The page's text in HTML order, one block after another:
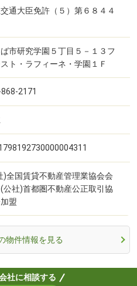
通大臣免許（５）第６８４４
市研究学園５丁目５－１３フ
スト・ラフィーネ・学園１Ｆ
2171
)全国賃貸不動産管理業協会会
公社)首都圏不動産公正取引協
盟
物件情報を見る
社に相談する